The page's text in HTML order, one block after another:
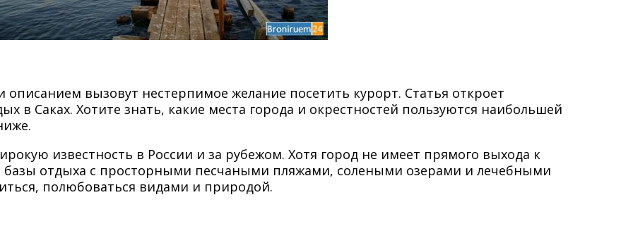
вызовут нестерпимое желание посетить курорт. Статья откроет
в Саках. Хотите знать, какие места города и окрестностей пользуются наибольшей
известность в России и за рубежом. Хотя город не имеет прямого выхода к
базы отдыха с просторными песчаными пляжами, солеными озерами и лечебными
полюбоваться видами и природой.